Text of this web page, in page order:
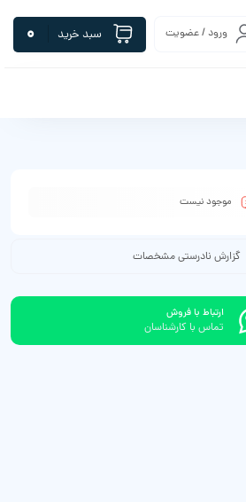
ورود / عضویت سبد خرید 0
موجود نیست
گزارش نادرستی مشخصات
ارتباط با فروش
تماس با کارشناسان